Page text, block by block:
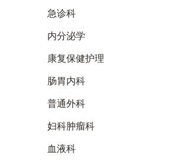
急诊科
内分泌学
康复保健护理
肠胃内科
普通外科
妇科肿瘤科
血液科